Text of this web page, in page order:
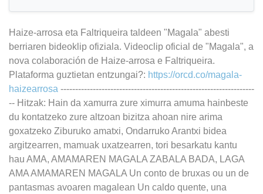
Haize-arrosa eta Faltriqueira taldeen "Magala" abesti
berriaren bideoklip ofiziala. Videoclip oficial de "Magala", a
nova colaboración de Haize-arrosa e Faltriqueira.
Plataforma guztietan entzungai?: https://orcd.co/magala-
haizearrosa ------------------------------------------------------------------
-- Hitzak: Hain da xamurra zure ximurra amuma hainbeste
du kontatzeko zure altzoan bizitza ahoan nire arima
goxatzeko Ziburuko amatxi, Ondarruko Arantxi bidea
argitzearren, mamuak uxatzearren, tori besarkatu kantu
hau AMA, AMAMAREN MAGALA ZABALA BADA, LAGA
AMA AMAMAREN MAGALA Un conto de bruxas ou un de
pantasmas avoaren magalean Un caldo quente, una